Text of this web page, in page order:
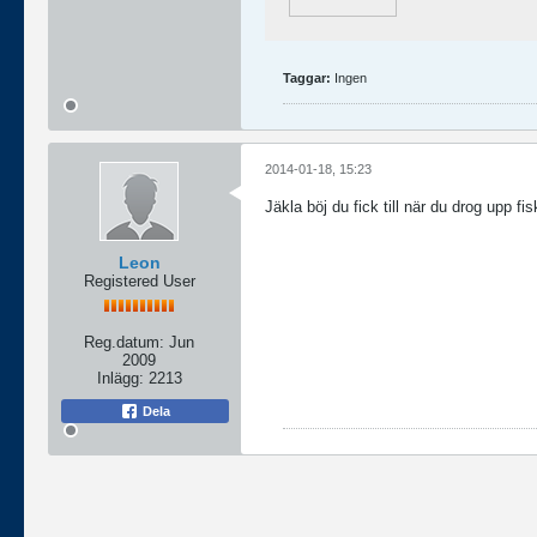
Taggar: Ingen
Leon
Registered User
Reg.datum: Jun
2009
Inlägg: 2213
Dela
2014-01-18, 15:23
Jäkla böj du fick till när du drog upp